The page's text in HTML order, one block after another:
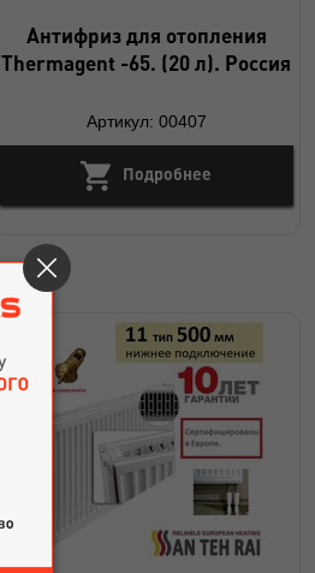
Антифриз для отопления
Thermagent -65. (20 л). Россия
Артикул: 00407
Подробнее